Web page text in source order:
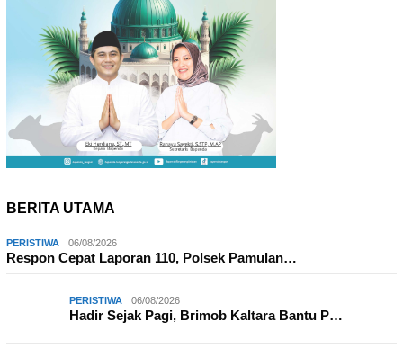
BERITA UTAMA
PERISTIWA 06/08/2026
Respon Cepat Laporan 110, Polsek Pamulan…
PERISTIWA 06/08/2026
Hadir Sejak Pagi, Brimob Kaltara Bantu P…